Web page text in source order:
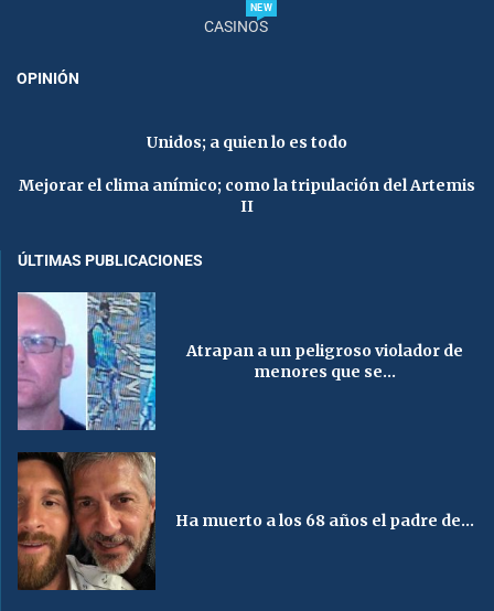
CASINOS
NEW
OPINIÓN
Unidos; a quien lo es todo
Mejorar el clima anímico; como la tripulación del Artemis
II
ÚLTIMAS PUBLICACIONES
Atrapan a un peligroso violador de
menores que se...
Ha muerto a los 68 años el padre de...